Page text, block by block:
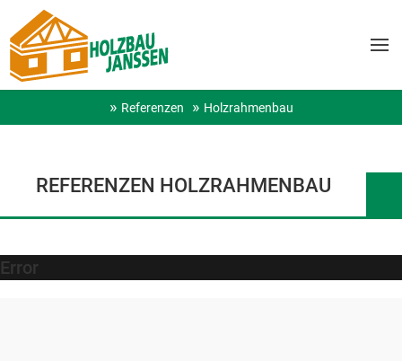
Referenzen Holzrahmenbau
REFERENZEN HOLZRAHMENBAU
Error